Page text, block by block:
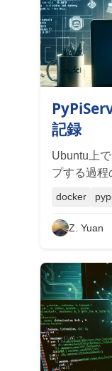
記録
Ubuntu上
プする過程
docker
Z. Yuan